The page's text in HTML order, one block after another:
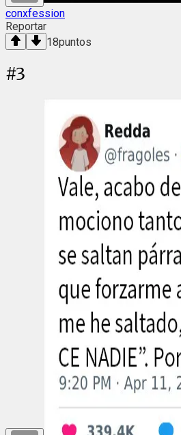
conxfession
Reportar
18puntos
#3